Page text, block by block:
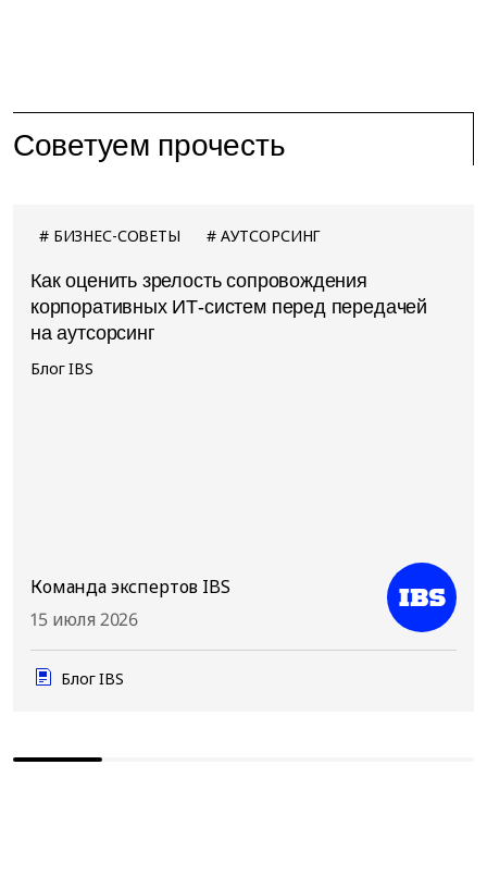
Советуем прочесть
БИЗНЕС-СОВЕТЫ АУТСОРСИНГ
Как оценить зрелость сопровождения
корпоративных ИТ-систем перед передачей
на аутсорсинг
Блог IBS
Команда экспертов IBS
15 июля 2026
Блог IBS